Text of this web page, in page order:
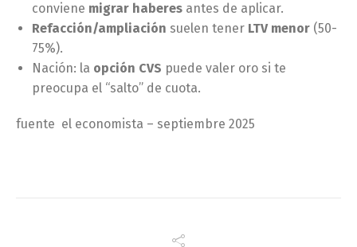
conviene migrar haberes antes de aplicar.
Refacción/ampliación suelen tener LTV menor (50-
75%).
Nación: la opción CVS puede valer oro si te
preocupa el “salto” de cuota.
fuente el economista – septiembre 2025